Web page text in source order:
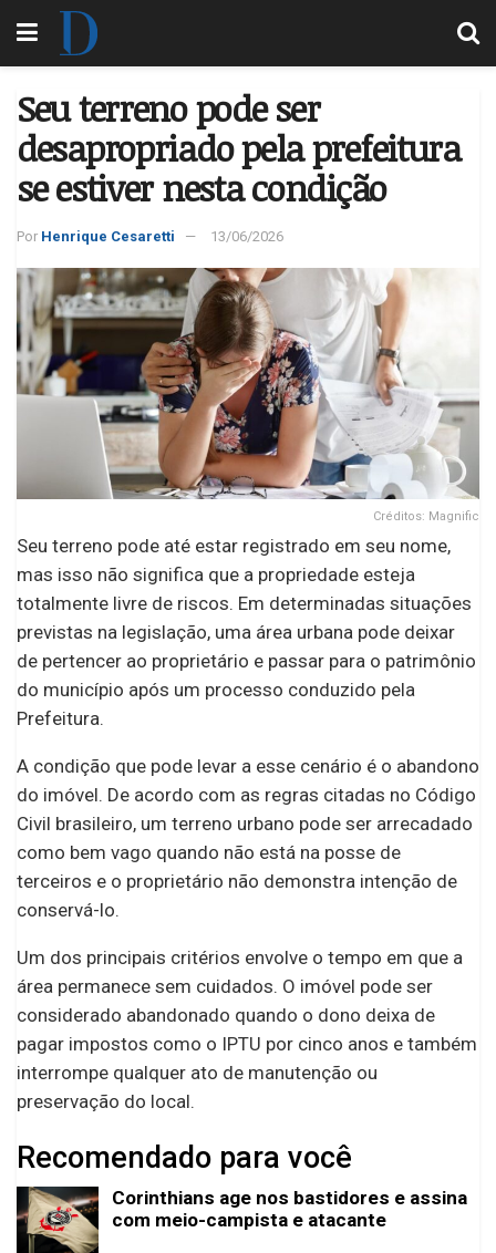
Seu terreno pode ser
desapropriado pela prefeitura
se estiver nesta condição
Por Henrique Cesaretti 13/06/2026
Créditos: Magnific
Seu terreno pode até estar registrado em seu nome,
mas isso não significa que a propriedade esteja
totalmente livre de riscos. Em determinadas situações
previstas na legislação, uma área urbana pode deixar
de pertencer ao proprietário e passar para o patrimônio
do município após um processo conduzido pela
Prefeitura.
A condição que pode levar a esse cenário é o abandono
do imóvel. De acordo com as regras citadas no Código
Civil brasileiro, um terreno urbano pode ser arrecadado
como bem vago quando não está na posse de
terceiros e o proprietário não demonstra intenção de
conservá-lo.
Um dos principais critérios envolve o tempo em que a
área permanece sem cuidados. O imóvel pode ser
considerado abandonado quando o dono deixa de
pagar impostos como o IPTU por cinco anos e também
interrompe qualquer ato de manutenção ou
preservação do local.
Recomendado para você
Corinthians age nos bastidores e assina
com meio-campista e atacante